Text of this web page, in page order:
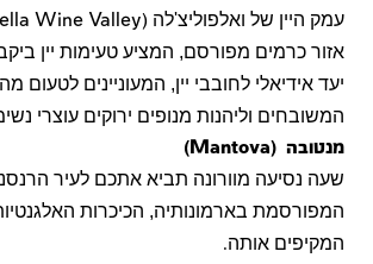
עמק היין של ואלפוליצ'לה (Valpolicella Wine Valley)
אזור כרמים מפורסם, המציע טעימות יין
יעד אידיאלי לחובבי יין, המעוניינים לטעום
המשובחים וליהנות מנופים ירוקים עוצרי
מנטובה (Mantova)
שעה נסיעה מוורונה תביא אתכם לעיר
המפורסמת בארמונותיה, הכיכרות
המקיפים אותה.